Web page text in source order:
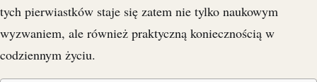
tych pierwiastków staje się zatem nie tylko naukowym
wyzwaniem, ale również praktyczną koniecznością w
codziennym życiu.